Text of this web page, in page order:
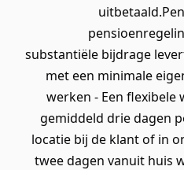
substantiële bijdrage
met een minimale
werken - Een
gemiddeld drie dagen
locatie bij de klant of in
twee dagen vanuit huis